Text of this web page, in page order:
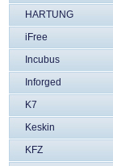
HARTUNG
iFree
Incubus
Inforged
K7
Keskin
KFZ